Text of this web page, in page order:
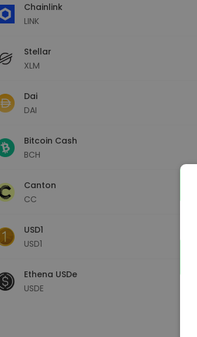
Chainlink
LINK
Stellar
XLM
Dai
DAI
Bitcoin Cash
BCH
Canton
CC
USD1
USD1
Ethena USDe
USDE